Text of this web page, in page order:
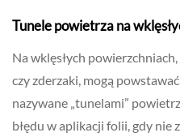
Tunele powietrza na
Na wklęsłych
czy zderzaki, mogą
nazywane „tunelami”
błędu w aplikacji folii, gdy nie